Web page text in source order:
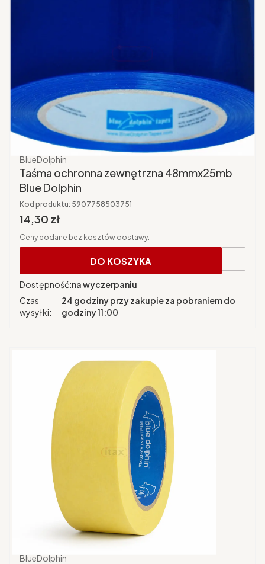
Producent
BlueDolphin
Taśma ochronna zewnętrzna 48mmx25mb
Blue Dolphin
Kod produktu: 5907758503751
Cena brutto
14,30 zł
Ceny podane bez kosztów dostawy.
DO KOSZYKA
Dostępność:na wyczerpaniu
Czas
wysyłki:
24 godziny przy zakupie za pobraniem do
godziny 11:00
Producent
BlueDolphin